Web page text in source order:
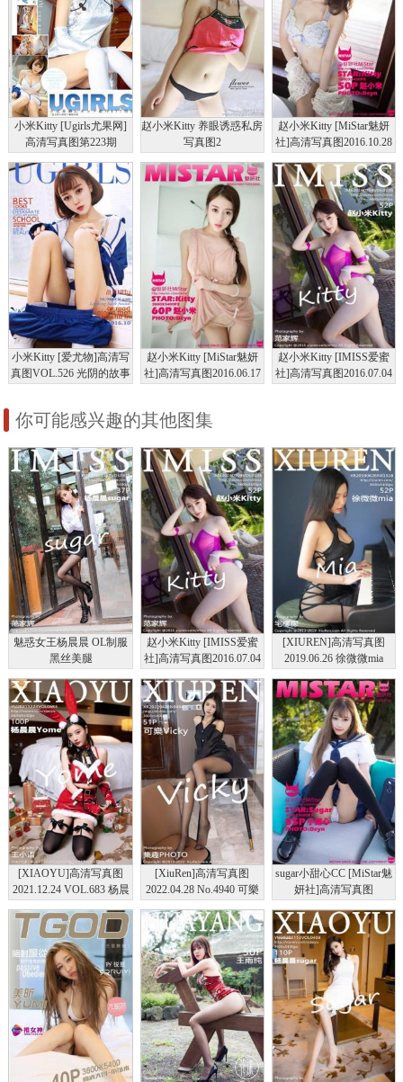
小米Kitty [Ugirls尤果网]
高清写真图第223期
赵小米Kitty 养眼诱惑私房
写真图2
赵小米Kitty [MiStar魅妍
社]高清写真图2016.10.28
小米Kitty [爱尤物]高清写
真图VOL.526 光阴的故事
赵小米Kitty [MiStar魅妍
社]高清写真图2016.06.17
赵小米Kitty [IMISS爱蜜
社]高清写真图2016.07.04
你可能感兴趣的其他图集
魅惑女王杨晨晨 OL制服
黑丝美腿
赵小米Kitty [IMISS爱蜜
社]高清写真图2016.07.04
[XIUREN]高清写真图
2019.06.26 徐微微mia
[XIAOYU]高清写真图
2021.12.24 VOL.683 杨晨
[XiuRen]高清写真图
2022.04.28 No.4940 可樂
sugar小甜心CC [MiStar魅
妍社]高清写真图